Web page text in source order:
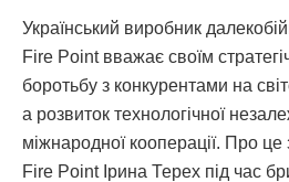
Український виробник
Fire Point вважає своїм
боротьбу з конкурентами на
а розвиток технологічної
міжнародної кооперації. Про
Fire Point Ірина Терех під час